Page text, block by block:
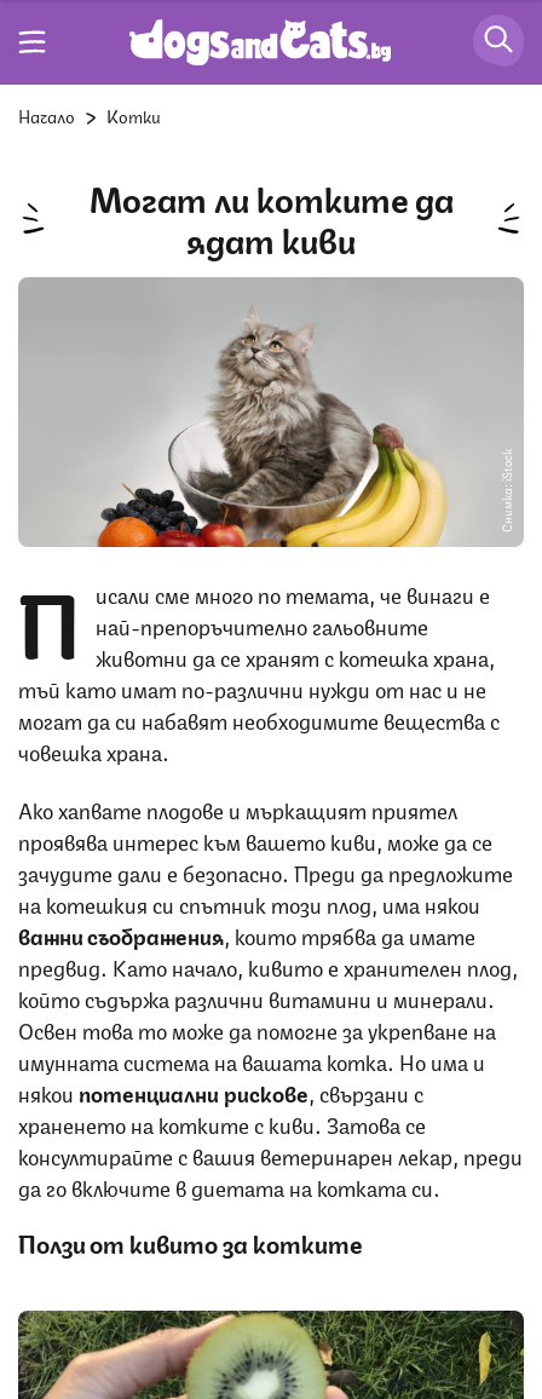
Начало Котки
Могат ли котките да
ядат киви
Снимка: iStock
П
исали сме много по темата, че винаги е
най-препоръчително гальовните
животни да се хранят с котешка храна,
тъй като имат по-различни нужди от нас и не
могат да си набавят необходимите вещества с
човешка храна.
Ако хапвате плодове и мъркащият приятел
проявява интерес към вашето киви, може да се
зачудите дали е безопасно. Преди да предложите
на котешкия си спътник този плод, има някои
важни съображения , които трябва да имате
предвид. Като начало, кивито е хранителен плод,
който съдържа различни витамини и минерали.
Освен това то може да помогне за укрепване на
имунната система на вашата котка. Но има и
някои потенциални рискове , свързани с
храненето на котките с киви. Затова се
консултирайте с вашия ветеринарен лекар, преди
да го включите в диетата на котката си.
Ползи от кивито за котките